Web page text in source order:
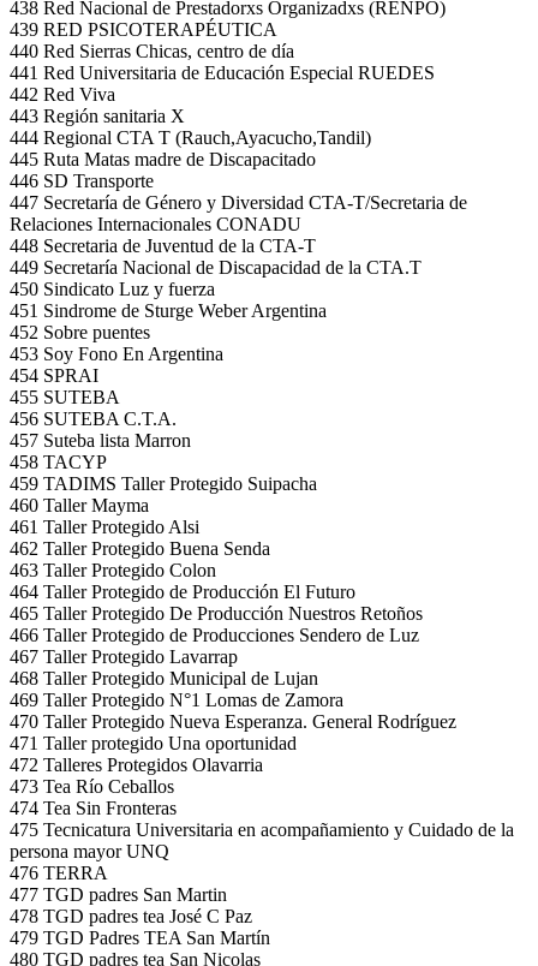
438 Red Nacional de Prestadorxs Organizadxs (RENPO)
439 RED PSICOTERAPÉUTICA
440 Red Sierras Chicas, centro de día
441 Red Universitaria de Educación Especial RUEDES
442 Red Viva
443 Región sanitaria X
444 Regional CTA T (Rauch,Ayacucho,Tandil)
445 Ruta Matas madre de Discapacitado
446 SD Transporte
447 Secretaría de Género y Diversidad CTA-T/Secretaria de
Relaciones Internacionales CONADU
448 Secretaria de Juventud de la CTA-T
449 Secretaría Nacional de Discapacidad de la CTA.T
450 Sindicato Luz y fuerza
451 Sindrome de Sturge Weber Argentina
452 Sobre puentes
453 Soy Fono En Argentina
454 SPRAI
455 SUTEBA
456 SUTEBA C.T.A.
457 Suteba lista Marron
458 TACYP
459 TADIMS Taller Protegido Suipacha
460 Taller Mayma
461 Taller Protegido Alsi
462 Taller Protegido Buena Senda
463 Taller Protegido Colon
464 Taller Protegido de Producción El Futuro
465 Taller Protegido De Producción Nuestros Retoños
466 Taller Protegido de Producciones Sendero de Luz
467 Taller Protegido Lavarrap
468 Taller Protegido Municipal de Lujan
469 Taller Protegido N°1 Lomas de Zamora
470 Taller Protegido Nueva Esperanza. General Rodríguez
471 Taller protegido Una oportunidad
472 Talleres Protegidos Olavarria
473 Tea Río Ceballos
474 Tea Sin Fronteras
475 Tecnicatura Universitaria en acompañamiento y Cuidado de la
persona mayor UNQ
476 TERRA
477 TGD padres San Martin
478 TGD padres tea José C Paz
479 TGD Padres TEA San Martín
480 TGD padres tea San Nicolas